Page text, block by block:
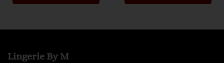
Lingerie By M